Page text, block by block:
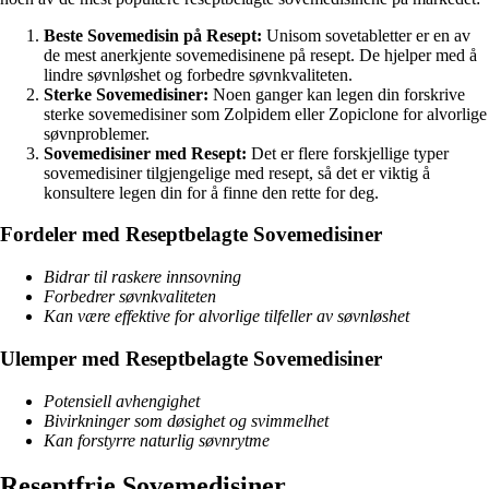
Beste Sovemedisin på Resept: Unisom sovetabletter er en av
de mest anerkjente sovemedisinene på resept. De hjelper med å
lindre søvnløshet og forbedre søvnkvaliteten.
Sterke Sovemedisiner: Noen ganger kan legen din forskrive
sterke sovemedisiner som Zolpidem eller Zopiclone for alvorlige
søvnproblemer.
Sovemedisiner med Resept: Det er flere forskjellige typer
sovemedisiner tilgjengelige med resept, så det er viktig å
konsultere legen din for å finne den rette for deg.
Fordeler med Reseptbelagte Sovemedisiner
Bidrar til raskere innsovning
Forbedrer søvnkvaliteten
Kan være effektive for alvorlige tilfeller av søvnløshet
Ulemper med Reseptbelagte Sovemedisiner
Potensiell avhengighet
Bivirkninger som døsighet og svimmelhet
Kan forstyrre naturlig søvnrytme